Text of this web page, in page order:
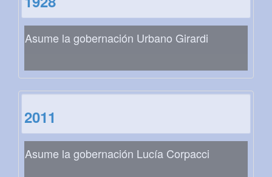
Asume la gobernación Urbano Girardi
2011
Asume la gobernación Lucía Corpacci